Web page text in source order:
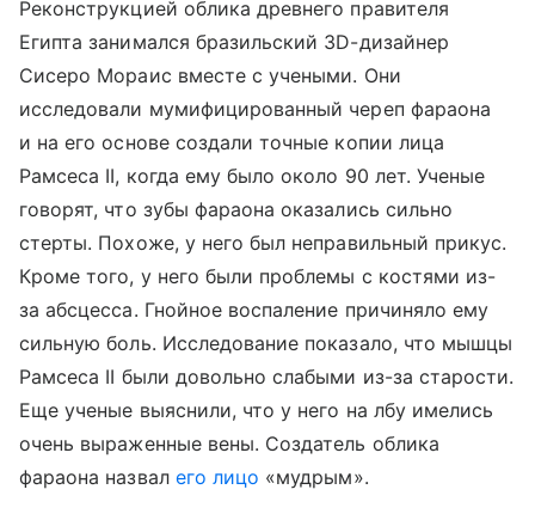
Реконструкцией облика древнего правителя
Египта занимался бразильский 3D-дизайнер
Сисеро Мораис вместе с учеными. Они
исследовали мумифицированный череп фараона
и на его основе создали точные копии лица
Рамсеса II, когда ему было около 90 лет. Ученые
говорят, что зубы фараона оказались сильно
стерты. Похоже, у него был неправильный прикус.
Кроме того, у него были проблемы с костями из-
за абсцесса. Гнойное воспаление причиняло ему
сильную боль. Исследование показало, что мышцы
Рамсеса II были довольно слабыми из-за старости.
Еще ученые выяснили, что у него на лбу имелись
очень выраженные вены. Создатель облика
фараона назвал его лицо «мудрым».